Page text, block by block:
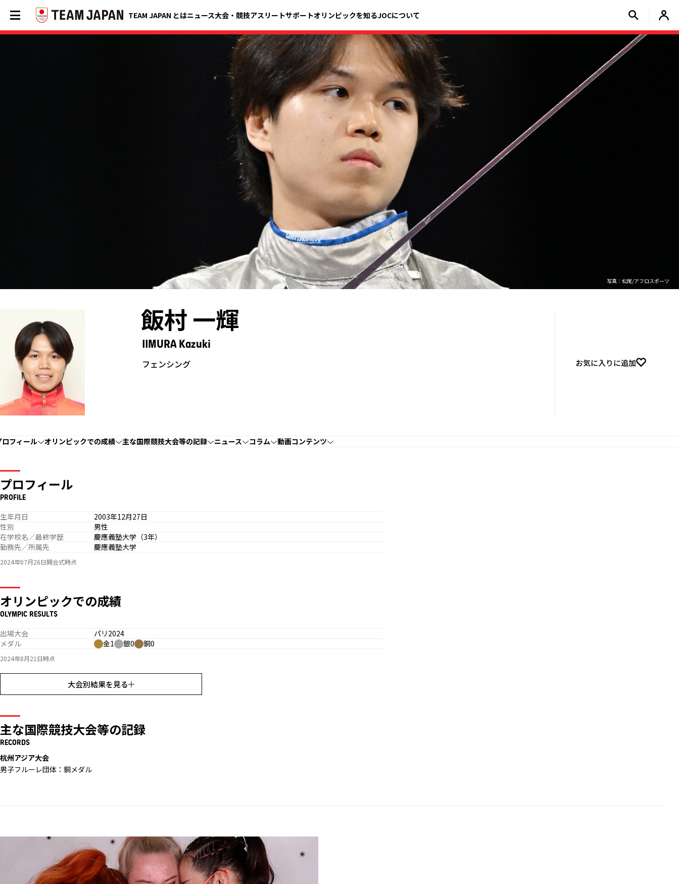
TEAM JAPAN とはニュース大会・競技アスリートサポートオリンピックを知るJOCについて
写真：松尾/アフロスポーツ
飯村 一輝
IIMURA Kazuki
フェンシング お気に入りに追加
ロフィール オリンピックでの成績 主な国際競技大会等の記録 ニュース コラム 動画コンテンツ
プロフィール
PROFILE
生年月日
2003年12月27日
性別
男性
在学校名／最終学歴
慶應義塾大学（3年）
勤務先／所属先
慶應義塾大学
2024年07月26日開会式時点
オリンピックでの成績
OLYMPIC RESULTS
出場大会
パリ2024
メダル
金1 銀0 銅0
2024年8月21日時点
大会別結果を見る
主な国際競技大会等の記録
RECORDS
杭州アジア大会
男子フルーレ団体：銅メダル